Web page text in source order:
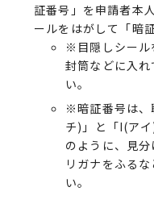
証番号」を申請者本
ールをはがして「暗
※目隠しシール
封筒などに入
い。
※暗証番号は、
チ)」と「I(ア
のように、見
リガナをふる
い。